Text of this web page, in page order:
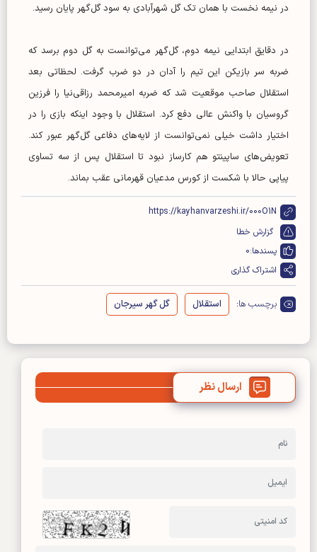
در نیمه نخست با همان تک گل شهرآبادی به سود گل‌گهر پایان رسید.
در دقایق ابتدایی نیمه دوم، گل‌گهر می‌توانست به گل دوم برسد که
ضربه سر بازیکن این تیم را آدان در دو ضرب گرفت. لحظاتی بعد
استقلال صاحب موقعیت شد که ضربه امیرمحمد رزاقی‌نیا را فرزین
گروسیان با واکنش عالی دفع کرد. استقلال با وجود اینکه بازی را در
اختیار داشت خیلی نمی‌توانست از لایه‌های دفاعی گل‌گهر عبور کند.
تعویض‌های ساپینتو هم کارساز نبود تا استقلال پس از سه تساوی
پیاپی حالا با شکست از کورس مدعیان قهرمانی عقب بماند.
https://kayhanvarzeshi.ir/000O1N
گزارش خطا
پسندها:0
اشتراک گذاری
برچسب ها: استقلال گل گهر سیرجان
ارسال نظر